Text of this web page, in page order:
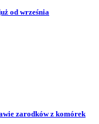
od września
zarodków z komórek